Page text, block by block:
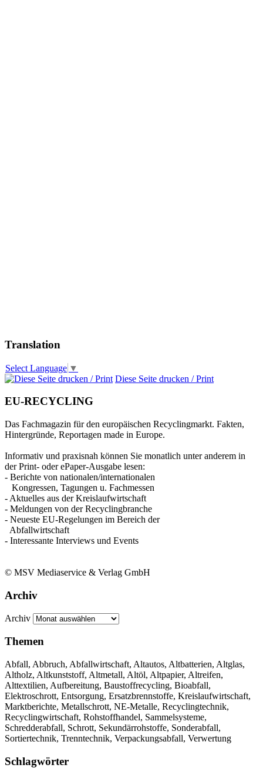
Translation
Select Language ▼
Diese Seite drucken / Print
EU-RECYCLING
Das Fachmagazin für den europäischen Recyclingmarkt. Fakten,
Hintergründe, Reportagen made in Europe.
Informativ und praxisnah können Sie monatlich unter anderem in
der Print- oder ePaper-Ausgabe lesen:
- Berichte von nationalen/internationalen
Kongressen, Tagungen u. Fachmessen
- Aktuelles aus der Kreislaufwirtschaft
- Meldungen von der Recyclingbranche
- Neueste EU-Regelungen im Bereich der
Abfallwirtschaft
- Interessante Interviews und Events
© MSV Mediaservice & Verlag GmbH
Archiv
Archiv
Themen
Abfall, Abbruch, Abfallwirtschaft, Altautos, Altbatterien, Altglas,
Altholz, Altkunststoff, Altmetall, Altöl, Altpapier, Altreifen,
Alttextilien, Aufbereitung, Baustoffrecycling, Bioabfall,
Elektroschrott, Entsorgung, Ersatzbrennstoffe, Kreislaufwirtschaft,
Marktberichte, Metallschrott, NE-Metalle, Recyclingtechnik,
Recyclingwirtschaft, Rohstoffhandel, Sammelsysteme,
Schredderabfall, Schrott, Sekundärrohstoffe, Sonderabfall,
Sortiertechnik, Trenntechnik, Verpackungsabfall, Verwertung
Schlagwörter